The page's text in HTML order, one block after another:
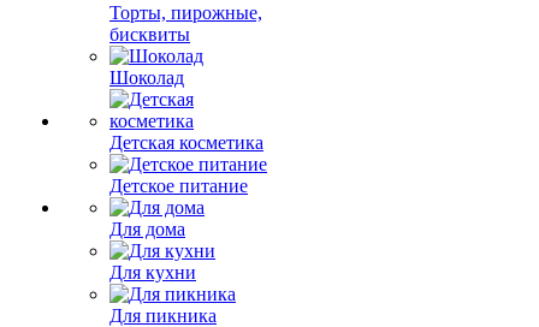
Торты, пирожные,
бисквиты
Шоколад
Детская косметика
Детское питание
Для дома
Для кухни
Для пикника